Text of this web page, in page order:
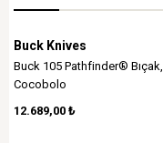
Buck Knives
Buck 105 Pathfinder® Bıçak,
Cocobolo
12.689,00 ₺